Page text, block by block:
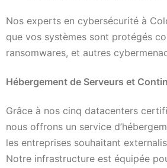
Nos experts en cybersécurité à
que vos systèmes sont protégés
ransomwares, et autres
Hébergement de Serveurs et
Grâce à nos cinq datacenters
nous offrons un service
les entreprises souhaitant
Notre infrastructure est équipée